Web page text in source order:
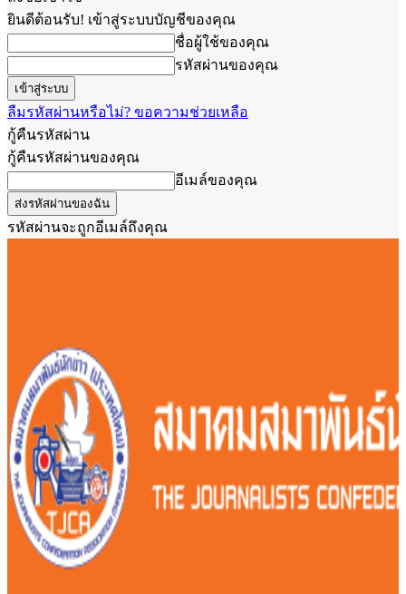
ยินดีต้อนรับ! เข้าสู่ระบบบัญชีของคุณ
ชื่อผู้ใช้ของคุณ
รหัสผ่านของคุณ
ลืมรหัสผ่านหรือไม่? ขอความช่วยเหลือ
กู้คืนรหัสผ่าน
กู้คืนรหัสผ่านของคุณ
อีเมล์ของคุณ
รหัสผ่านจะถูกอีเมล์ถึงคุณ